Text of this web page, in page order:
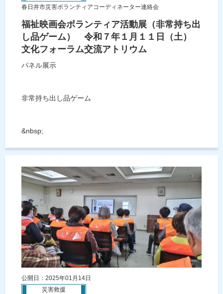
春日井市災害ボランティアコーディネーター連絡会
福祉映画会ボランティア活動展（非常持ち出
し品ゲーム） 令和７年１月１１日（土）
文化フォーラム交流アトリウム
パネル展示
非常持ち出し品ゲーム
&nbsp;
公開日：2025年01月14日
災害救援